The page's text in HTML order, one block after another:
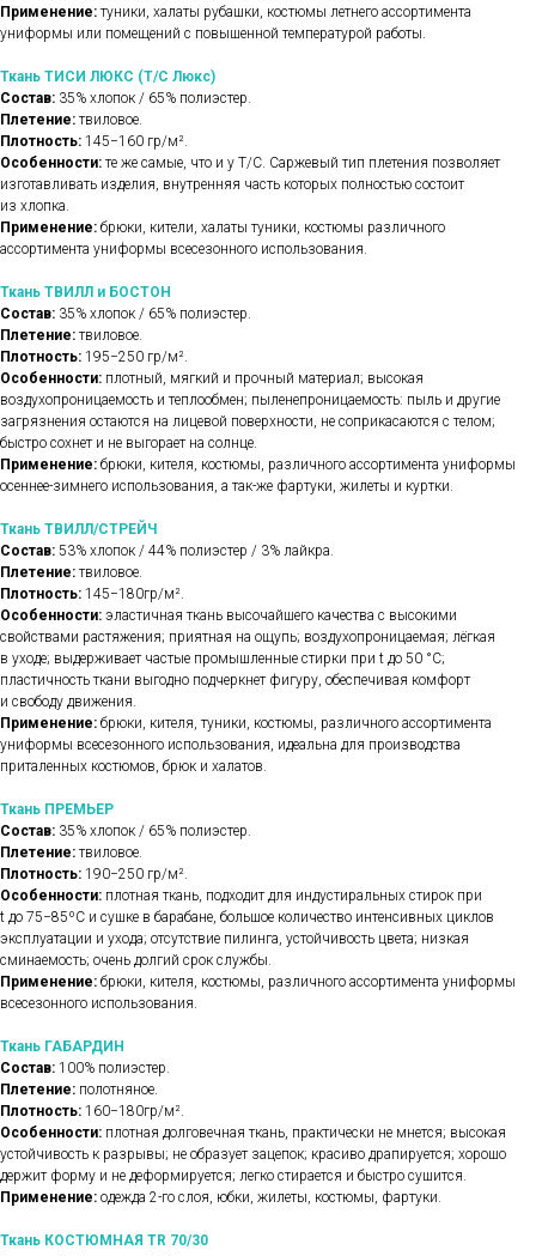
Применение: туники, халаты рубашки, костюмы летнего ассортимента
униформы или помещений с повышенной температурой работы.
Ткань ТИСИ ЛЮКС (Т/С Люкс)
Состав: 35% хлопок / 65% полиэстер.
Плетение: твиловое.
Плотность: 145−160 гр/м².
Особенности: те же самые, что и у Т/С. Саржевый тип плетения позволяет
изготавливать изделия, внутренняя часть которых полностью состоит
из хлопка.
Применение: брюки, кители, халаты туники, костюмы различного
ассортимента униформы всесезонного использования.
Ткань ТВИЛЛ и БОСТОН
Состав: 35% хлопок / 65% полиэстер.
Плетение: твиловое.
Плотность: 195−250 гр/м².
Особенности: плотный, мягкий и прочный материал; высокая
воздухопроницаемость и теплообмен; пыленепроницаемость: пыль и другие
загрязнения остаются на лицевой поверхности, не соприкасаются с телом;
быстро сохнет и не выгорает на солнце.
Применение: брюки, кителя, костюмы, различного ассортимента униформы
осеннее-зимнего использования, а так-же фартуки, жилеты и куртки.
Ткань ТВИЛЛ/СТРЕЙЧ
Состав: 53% хлопок / 44% полиэстер / 3% лайкра.
Плетение: твиловое.
Плотность: 145−180гр/м².
Особенности: эластичная ткань высочайшего качества с высокими
свойствами растяжения; приятная на ощупь; воздухопроницаемая; лёгкая
в уходе; выдерживает частые промышленные стирки при t до 50 °C;
пластичность ткани выгодно подчеркнет фигуру, обеспечивая комфорт
и свободу движения.
Применение: брюки, кителя, туники, костюмы, различного ассортимента
униформы всесезонного использования, идеальна для производства
приталенных костюмов, брюк и халатов.
Ткань ПРЕМЬЕР
Состав: 35% хлопок / 65% полиэстер.
Плетение: твиловое.
Плотность: 190−250 гр/м².
Особенности: плотная ткань, подходит для индустиральных стирок при
t до 75−85ºС и сушке в барабане, большое количество интенсивных циклов
эксплуатации и ухода; отсутствие пилинга, устойчивость цвета; низкая
сминаемость; очень долгий срок службы.
Применение: брюки, кителя, костюмы, различного ассортимента униформы
всесезонного использования.
Ткань ГАБАРДИН
Состав: 100% полиэстер.
Плетение: полотняное.
Плотность: 160−180гр/м².
Особенности: плотная долговечная ткань, практически не мнется; высокая
устойчивость к разрывы; не образует зацепок; красиво драпируется; хорошо
держит форму и не деформируется; легко стирается и быстро сушится.
Применение: одежда 2-го слоя, юбки, жилеты, костюмы, фартуки.
Ткань КОСТЮМНАЯ TR 70/30